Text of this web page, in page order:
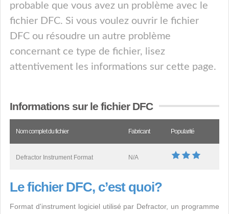
probable que vous avez un problème avec le
fichier DFC. Si vous voulez ouvrir le fichier
DFC ou résoudre un autre problème
concernant ce type de fichier, lisez
attentivement les informations sur cette page.
Informations sur le fichier DFC
Nom complet du fichier Fabricant Popularité
Defractor Instrument Format N/A
Le fichier DFC, c’est quoi?
Format d'instrument logiciel utilisé par Defractor, un programme